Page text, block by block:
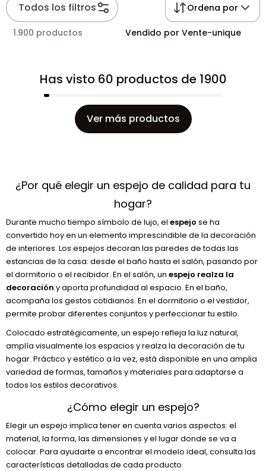
Todos los filtros Ordena por
1.900 productos Vendido por Vente-unique
Has visto 60 productos de 1900
Ver más productos
¿Por qué elegir un espejo de calidad para tu
hogar?
Durante mucho tiempo símbolo de lujo, el espejo se ha
convertido hoy en un elemento imprescindible de la decoración
de interiores. Los espejos decoran las paredes de todas las
estancias de la casa: desde el baño hasta el salón, pasando por
el dormitorio o el recibidor. En el salón, un espejo realza la
decoración y aporta profundidad al espacio. En el baño,
acompaña los gestos cotidianos. En el dormitorio o el vestidor,
permite probar diferentes conjuntos y perfeccionar tu estilo.
Colocado estratégicamente, un espejo refleja la luz natural,
amplía visualmente los espacios y realza la decoración de tu
hogar. Práctico y estético a la vez, está disponible en una amplia
variedad de formas, tamaños y materiales para adaptarse a
todos los estilos decorativos.
¿Cómo elegir un espejo?
Elegir un espejo implica tener en cuenta varios aspectos: el
material, la forma, las dimensiones y el lugar donde se va a
colocar. Para ayudarte a encontrar el modelo ideal, consulta las
características detalladas de cada producto.